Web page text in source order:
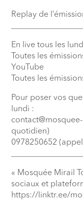
Replay de
En live tous les
Toutes les
YouTube
Toutes les
Pour poser vos
lundi :
quotidien)
0978250652
« Mosquée Mirail
sociaux et
⁠https://linktr.ee/